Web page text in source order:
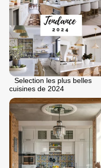
Selection les plus belles
cuisines de 2024